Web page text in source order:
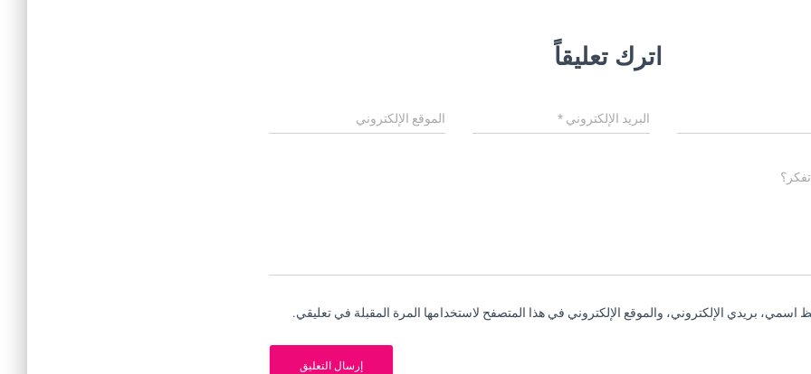
اترك تعليقاً
البريد الإلكتروني* الموقع الإلكتروني
اسمي، بريدي الإلكتروني، والموقع الإلكتروني في هذا المتصفح لاستخدامها المرة المقبلة في تعليقي.